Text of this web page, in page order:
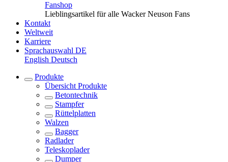
Fanshop
Lieblingsartikel für alle Wacker Neuson Fans
Kontakt
Weltweit
Karriere
Sprachauswahl DE
English Deutsch
Produkte
Übersicht Produkte
Betontechnik
Stampfer
Rüttelplatten
Walzen
Bagger
Radlader
Teleskoplader
Dumper